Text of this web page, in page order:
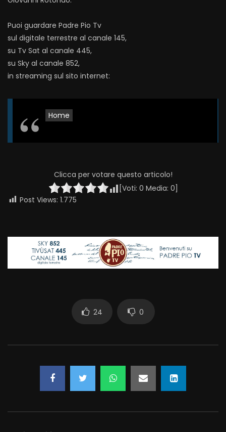
Puoi guardare Padre Pio Tv
sul digitale terrestre al canale 145,
su Tv Sat al canale 445,
su Sky al canale 852,
in streaming sul sito internet:
Home
Clicca per votare questo articolo!
[Voti: 0 Media: 0]
Post Views: 1.775
24 0